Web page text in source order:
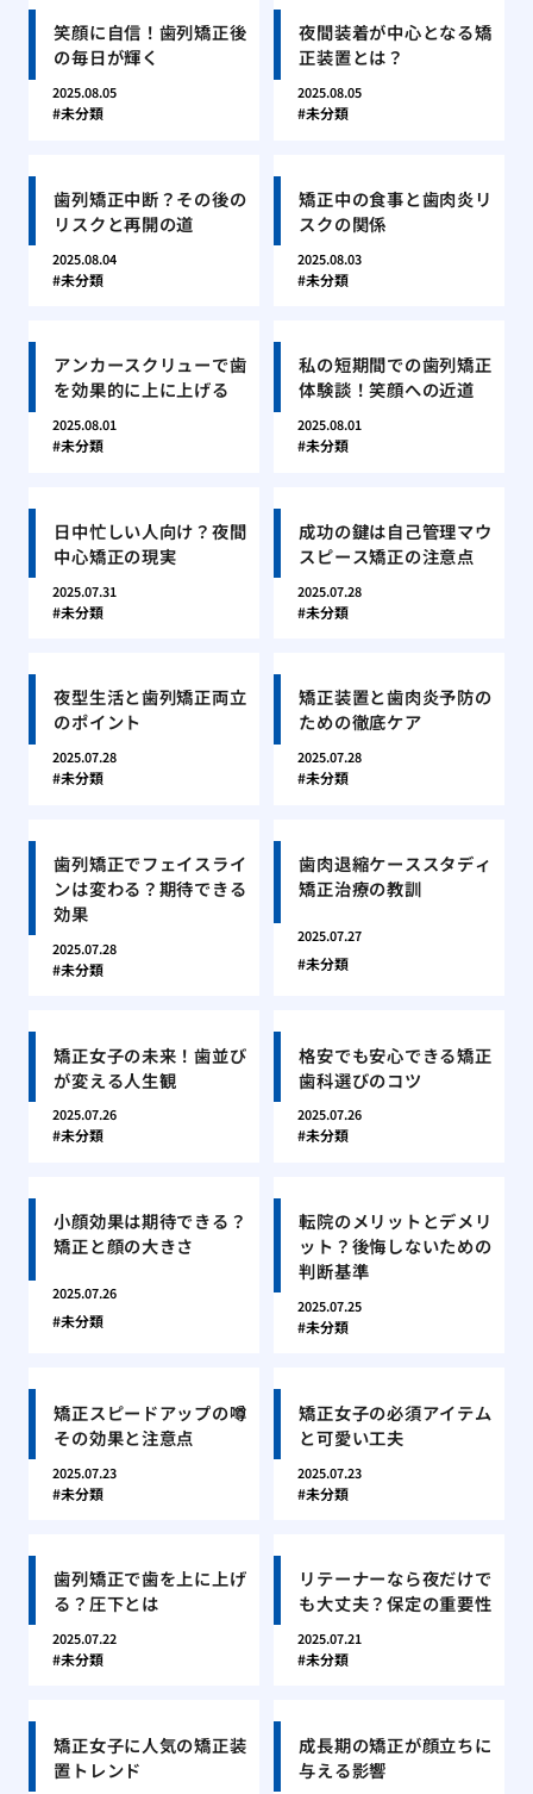
笑顔に自信！歯列矯正後
の毎日が輝く
2025.08.05
未分類
夜間装着が中心となる矯
正装置とは？
2025.08.05
未分類
歯列矯正中断？その後の
リスクと再開の道
2025.08.04
未分類
矯正中の食事と歯肉炎リ
スクの関係
2025.08.03
未分類
アンカースクリューで歯
を効果的に上に上げる
2025.08.01
未分類
私の短期間での歯列矯正
体験談！笑顔への近道
2025.08.01
未分類
日中忙しい人向け？夜間
中心矯正の現実
2025.07.31
未分類
成功の鍵は自己管理マウ
スピース矯正の注意点
2025.07.28
未分類
夜型生活と歯列矯正両立
のポイント
2025.07.28
未分類
矯正装置と歯肉炎予防の
ための徹底ケア
2025.07.28
未分類
歯列矯正でフェイスライ
ンは変わる？期待できる
効果
2025.07.28
未分類
歯肉退縮ケーススタディ
矯正治療の教訓
2025.07.27
未分類
矯正女子の未来！歯並び
が変える人生観
2025.07.26
未分類
格安でも安心できる矯正
歯科選びのコツ
2025.07.26
未分類
小顔効果は期待できる？
矯正と顔の大きさ
2025.07.26
未分類
転院のメリットとデメリ
ット？後悔しないための
判断基準
2025.07.25
未分類
矯正スピードアップの噂
その効果と注意点
2025.07.23
未分類
矯正女子の必須アイテム
と可愛い工夫
2025.07.23
未分類
歯列矯正で歯を上に上げ
る？圧下とは
2025.07.22
未分類
リテーナーなら夜だけで
も大丈夫？保定の重要性
2025.07.21
未分類
矯正女子に人気の矯正装
置トレンド
成長期の矯正が顔立ちに
与える影響